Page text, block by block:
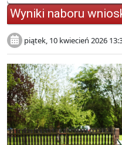
Wyniki naboru
piątek, 10 kwiecień 2026